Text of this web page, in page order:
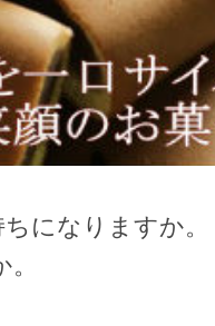
になりますか。